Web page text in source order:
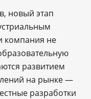
новый этап
компания не
развитием
на рынке ―
разработки